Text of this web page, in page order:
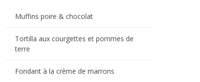
Muffins poire & chocolat
Tortilla aux courgettes et pommes de
terre
Fondant à la crème de marrons